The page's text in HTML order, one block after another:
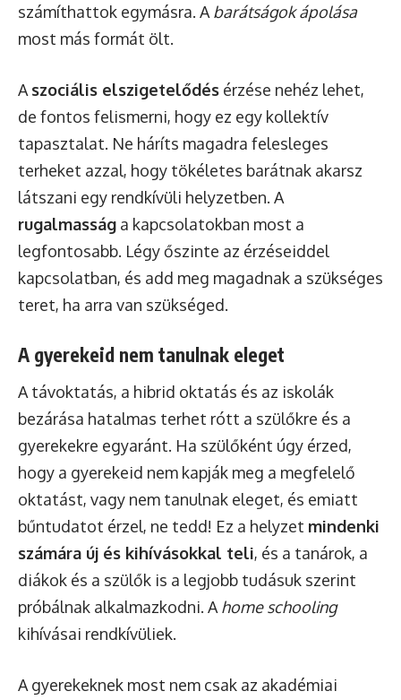
számíthattok egymásra. A barátságok ápolása
most más formát ölt.
A szociális elszigetelődés érzése nehéz lehet,
de fontos felismerni, hogy ez egy kollektív
tapasztalat. Ne háríts magadra felesleges
terheket azzal, hogy tökéletes barátnak akarsz
látszani egy rendkívüli helyzetben. A
rugalmasság a kapcsolatokban most a
legfontosabb. Légy őszinte az érzéseiddel
kapcsolatban, és add meg magadnak a szükséges
teret, ha arra van szükséged.
A gyerekeid nem tanulnak eleget
A távoktatás, a hibrid oktatás és az iskolák
bezárása hatalmas terhet rótt a szülőkre és a
gyerekekre egyaránt. Ha szülőként úgy érzed,
hogy a gyerekeid nem kapják meg a megfelelő
oktatást, vagy nem tanulnak eleget, és emiatt
bűntudatot érzel, ne tedd! Ez a helyzet mindenki
számára új és kihívásokkal teli, és a tanárok, a
diákok és a szülők is a legjobb tudásuk szerint
próbálnak alkalmazkodni. A home schooling
kihívásai rendkívüliek.
A gyerekeknek most nem csak az akadémiai